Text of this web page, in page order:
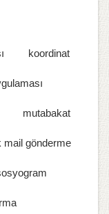
koordinat
mutabakat
mail gönderme